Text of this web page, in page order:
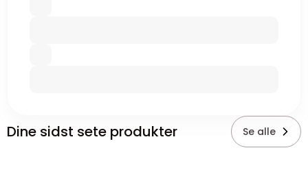
Dine sidst sete produkter Se alle